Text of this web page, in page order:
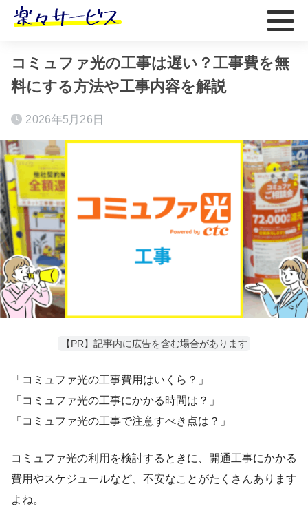
ホーム おすすめ
コミュファ光の工事は遅い？工事費を無
料にする方法や工事内容を解説
2026年5月26日
【PR】記事内に広告を含む場合があります
「コミュファ光の工事費用はいくら？」
「コミュファ光の工事にかかる時間は？」
「コミュファ光の工事で注意すべき点は？」
コミュファ光の利用を検討するときに、開通工事にかかる
費用やスケジュールなど、不安なことがたくさんあります
よね。